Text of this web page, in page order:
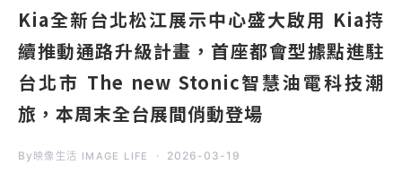
Kia全新台北松江展示中心盛大啟用 Kia持
續推動通路升級計畫，首座都會型據點進駐
台北市 The new Stonic智慧油電科技潮
旅，本周末全台展間俏動登場
By 映像生活 IMAGE LIFE 2026-03-19